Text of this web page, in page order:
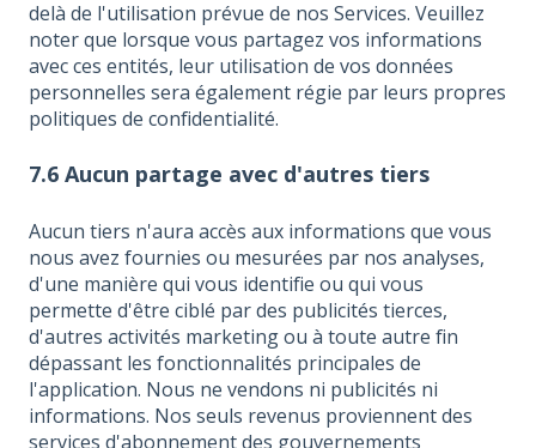
delà de l'utilisation prévue de nos Services. Veuillez
noter que lorsque vous partagez vos informations
avec ces entités, leur utilisation de vos données
personnelles sera également régie par leurs propres
politiques de confidentialité.
7.6 Aucun partage avec d'autres tiers
Aucun tiers n'aura accès aux informations que vous
nous avez fournies ou mesurées par nos analyses,
d'une manière qui vous identifie ou qui vous
permette d'être ciblé par des publicités tierces,
d'autres activités marketing ou à toute autre fin
dépassant les fonctionnalités principales de
l'application. Nous ne vendons ni publicités ni
informations. Nos seuls revenus proviennent des
services d'abonnement des gouvernements